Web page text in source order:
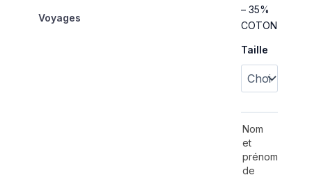
Voyages
– 35%
COTON
Taille
Nom
et
prénom
de
(required)
(required)
quantité
Pantalon